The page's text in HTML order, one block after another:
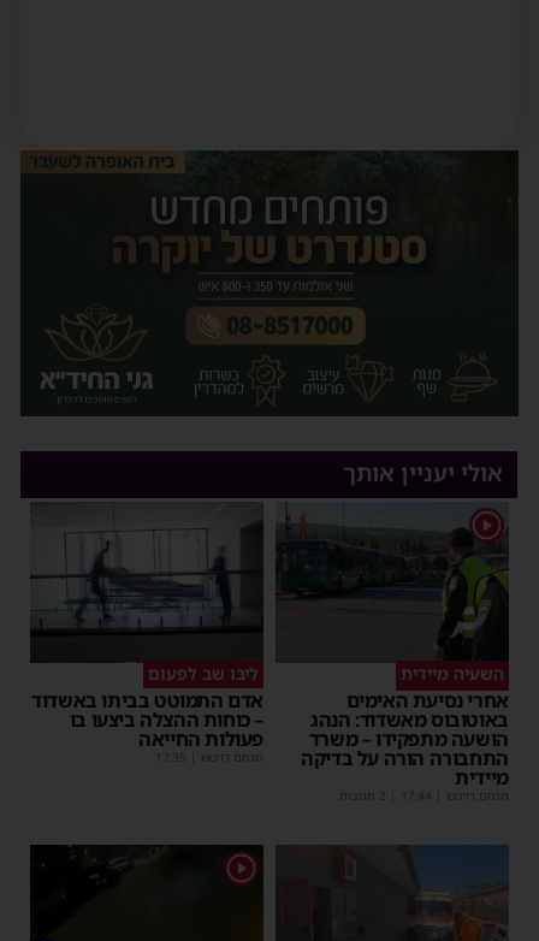
אולי יעניין אותך
השעיה מיידית
אחרי נסיעת האימים
באוטובוס מאשדוד: הנהג
הושעה מתפקידו – משרד
התחבורה הורה על בדיקה
מיידית
מנחם דויטש |
17:44 | 2 תגובות
ליבו שב לפעום
אדם התמוטט בביתו באשדוד
– כוחות ההצלה ביצעו בו
פעולות החייאה
מנחם דויטש |
17:35